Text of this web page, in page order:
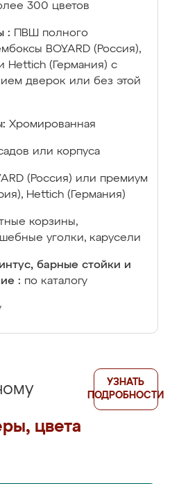
300 цветов
:
ПВШ полного
BOYARD (Россия),
Hettich (Германия) с
дверок или без этой
Хромированная
или корпуса
(Россия) или премиум
Hettich (Германия)
корзины,
уголки, карусели
барные стойки и
: по каталогу
цвета
УЗНАТЬ
ПОДРОБНОСТИ